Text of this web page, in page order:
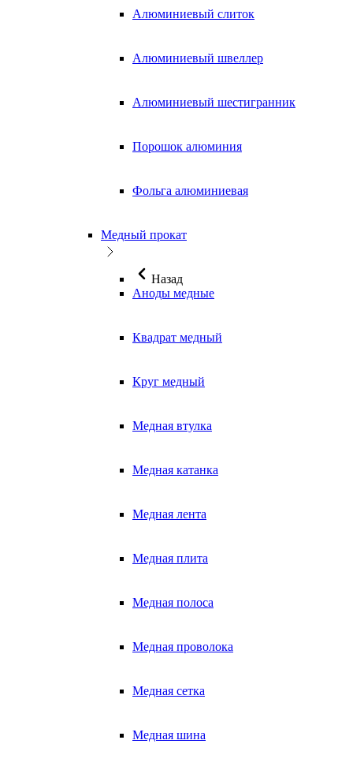
Алюминиевый слиток
Алюминиевый швеллер
Алюминиевый шестигранник
Порошок алюминия
Фольга алюминиевая
Медный прокат
Назад
Аноды медные
Квадрат медный
Круг медный
Медная втулка
Медная катанка
Медная лента
Медная плита
Медная полоса
Медная проволока
Медная сетка
Медная шина